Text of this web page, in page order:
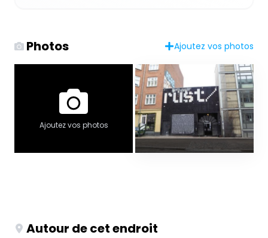
Photos Ajoutez vos photos
Ajoutez vos photos
Autour de cet endroit